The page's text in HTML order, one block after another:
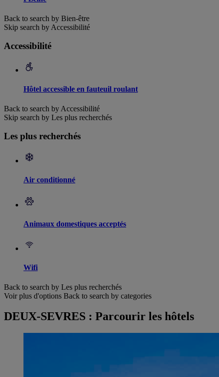
Back to search by Bien-être
Skip search by Accessibilité
Accessibilité
Hôtel accessible en fauteuil roulant
Back to search by Accessibilité
Skip search by Les plus recherchés
Les plus recherchés
Air conditionné
Animaux domestiques acceptés
Wifi
Back to search by Les plus recherchés
Voir plus d'options Back to search by categories
DEUX-SEVRES : Parcourir les hôtels